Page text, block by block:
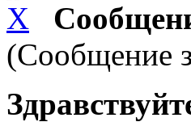
(Сообщение